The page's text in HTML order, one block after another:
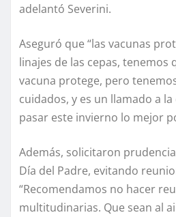
adelantó Severini.
Aseguró que “las vacunas
linajes de las cepas, tenemos
vacuna protege, pero
cuidados, y es un llamado a
pasar este invierno lo mejor
Además, solicitaron
Día del Padre, evitando
“Recomendamos no hacer
multitudinarias. Que sean al